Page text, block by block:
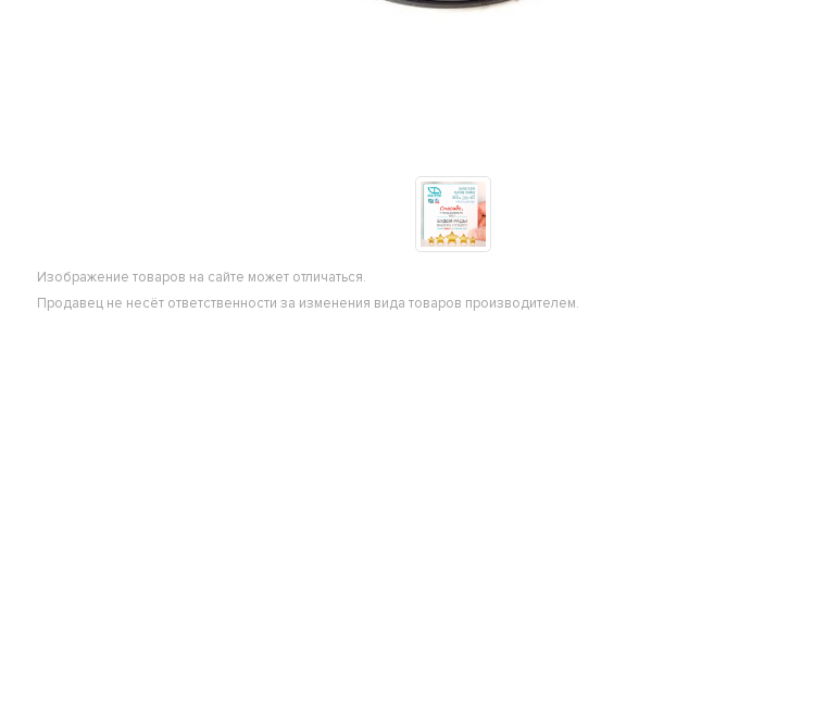
Изображение товаров на сайте может отличаться.
Продавец не несёт ответственности за изменения вида товаров производителем.